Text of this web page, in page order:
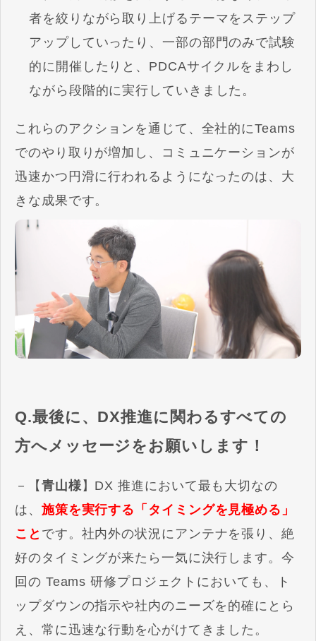
者を絞りながら取り上げるテーマをステップ
アップしていったり、一部の部門のみで試験
的に開催したりと、PDCAサイクルをまわし
ながら段階的に実行していきました。
これらのアクションを通じて、全社的にTeams
でのやり取りが増加し、コミュニケーションが
迅速かつ円滑に行われるようになったのは、大
きな成果です。
Q.最後に、DX推進に関わるすべての
方へメッセージをお願いします！
－【 青山様 】DX 推進において最も大切なの
は、 施策を実行する「タイミングを見極める」
こと です。社内外の状況にアンテナを張り、絶
好のタイミングが来たら一気に決行します。今
回の Teams 研修プロジェクトにおいても、ト
ップダウンの指示や社内のニーズを的確にとら
え、常に迅速な行動を心がけてきました。